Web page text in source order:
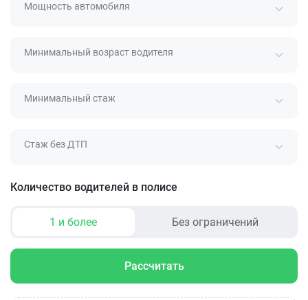
Мощность автомобиля
Минимальный возраст водителя
Минимальный стаж
Стаж без ДТП
Количество водителей в полисе
1 и более Без ограничений
Рассчитать